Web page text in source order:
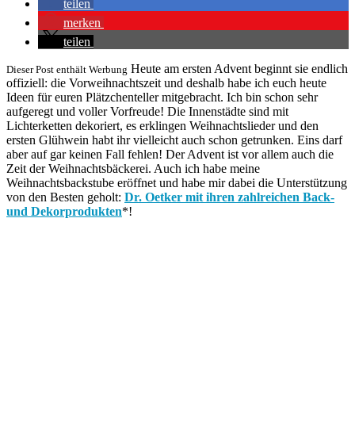
teilen
merken
teilen
Dieser Post enthält Werbung Heute am ersten Advent beginnt sie endlich
offiziell: die Vorweihnachtszeit und deshalb habe ich euch heute
Ideen für euren Plätzchenteller mitgebracht. Ich bin schon sehr
aufgeregt und voller Vorfreude! Die Innenstädte sind mit
Lichterketten dekoriert, es erklingen Weihnachtslieder und den
ersten Glühwein habt ihr vielleicht auch schon getrunken. Eins darf
aber auf gar keinen Fall fehlen! Der Advent ist vor allem auch die
Zeit der Weihnachtsbäckerei. Auch ich habe meine
Weihnachtsbackstube eröffnet und habe mir dabei die Unterstützung
von den Besten geholt: Dr. Oetker mit ihren zahlreichen Back-
und Dekorprodukten*!